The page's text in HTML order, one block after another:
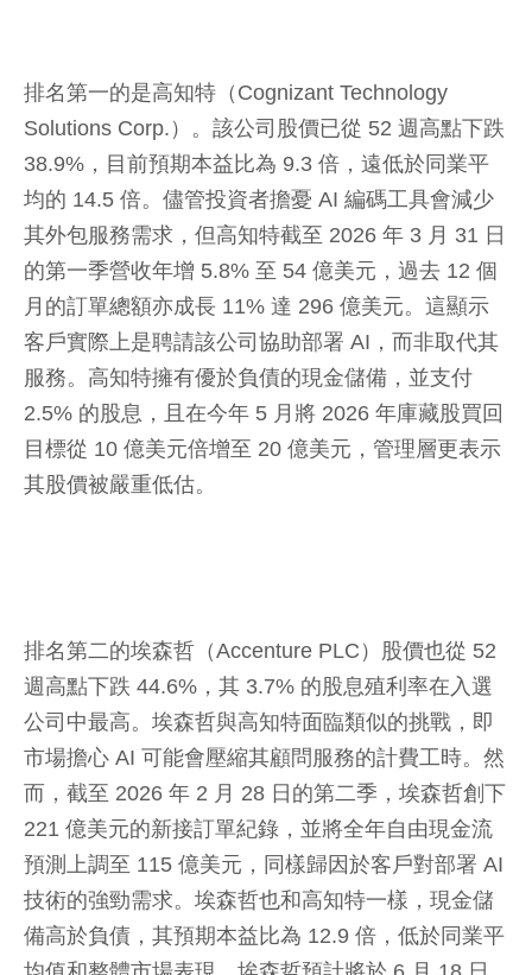
排名第一的是高知特（Cognizant Technology
Solutions Corp.）。該公司股價已從 52 週高點下跌
38.9%，目前預期本益比為 9.3 倍，遠低於同業平
均的 14.5 倍。儘管投資者擔憂 AI 編碼工具會減少
其外包服務需求，但高知特截至 2026 年 3 月 31 日
的第一季營收年增 5.8% 至 54 億美元，過去 12 個
月的訂單總額亦成長 11% 達 296 億美元。這顯示
客戶實際上是聘請該公司協助部署 AI，而非取代其
服務。高知特擁有優於負債的現金儲備，並支付
2.5% 的股息，且在今年 5 月將 2026 年庫藏股買回
目標從 10 億美元倍增至 20 億美元，管理層更表示
其股價被嚴重低估。
排名第二的埃森哲（Accenture PLC）股價也從 52
週高點下跌 44.6%，其 3.7% 的股息殖利率在入選
公司中最高。埃森哲與高知特面臨類似的挑戰，即
市場擔心 AI 可能會壓縮其顧問服務的計費工時。然
而，截至 2026 年 2 月 28 日的第二季，埃森哲創下
221 億美元的新接訂單紀錄，並將全年自由現金流
預測上調至 115 億美元，同樣歸因於客戶對部署 AI
技術的強勁需求。埃森哲也和高知特一樣，現金儲
備高於負債，其預期本益比為 12.9 倍，低於同業平